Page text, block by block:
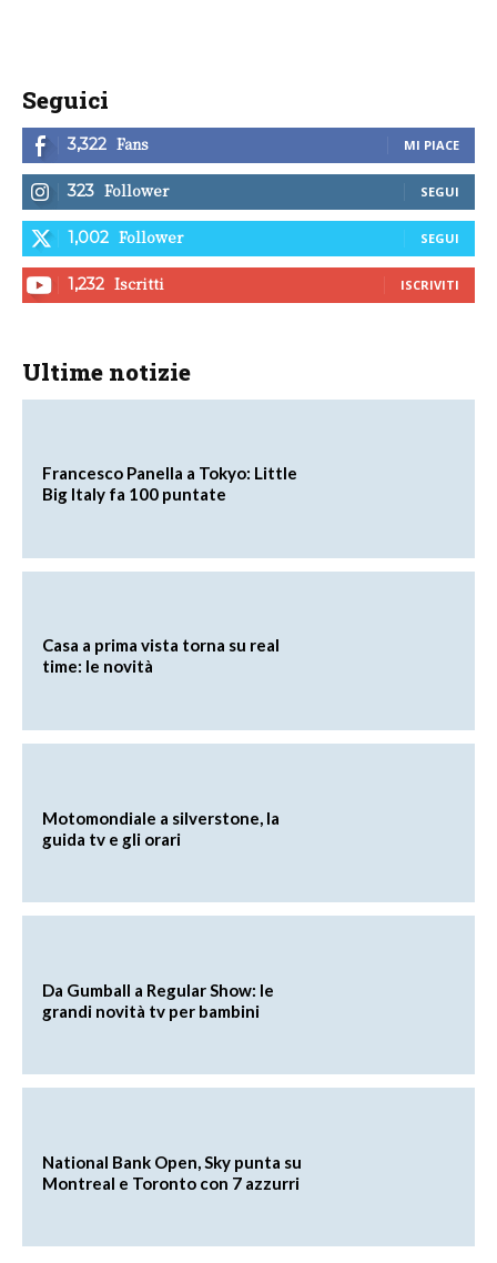
Seguici
3,322 Fans MI PIACE
323 Follower SEGUI
1,002 Follower SEGUI
1,232 Iscritti ISCRIVITI
Ultime notizie
Francesco Panella a Tokyo: Little
Big Italy fa 100 puntate
Casa a prima vista torna su real
time: le novità
Motomondiale a silverstone, la
guida tv e gli orari
Da Gumball a Regular Show: le
grandi novità tv per bambini
National Bank Open, Sky punta su
Montreal e Toronto con 7 azzurri